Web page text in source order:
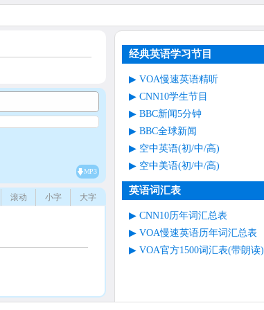
MP3
大字
小字
滚动
经典英语学习节目
VOA慢速英语精听
CNN10学生节目
BBC新闻5分钟
BBC全球新闻
空中英语(初/中/高)
空中美语(初/中/高)
英语词汇表
CNN10历年词汇总表
VOA慢速英语历年词汇总表
VOA官方1500词汇表(带朗读)